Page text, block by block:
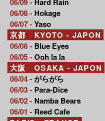
06/08 - Hokage
06/07 -Yaso
京都 KYOTO - JAPON
06/06 - Blue Eyes
06/05 -Ooh la la
大阪 OSAKA - JAPON
06/04 -がらがら
06/03 - Para-Dice
06/02 - Namba Bears
06/01 - Reed Cafe